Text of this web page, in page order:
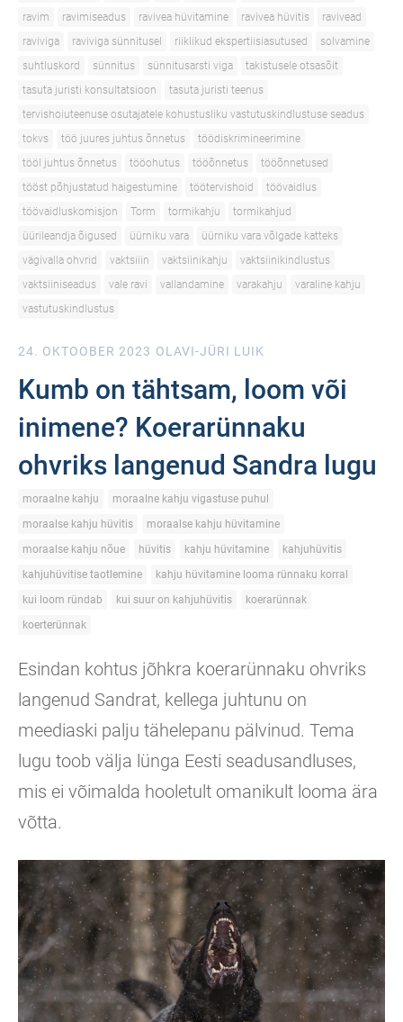
ravim
ravimiseadus ravivea hüvitamine ravivea hüvitis
ravivead
raviviga
raviviga sünnitusel riiklikud ekspertiisiasutused
solvamine
suhtluskord
sünnitus sünnitusarsti viga
takistusele otsasõit
tasuta juristi konsultatsioon
tasuta juristi teenus
tervishoiuteenuse osutajatele kohustusliku vastutuskindlustuse seadus
tokvs
töö juures juhtus õnnetus
töödiskrimineerimine
tööl juhtus õnnetus
tööohutus tööõnnetus
tööõnnetused
tööst põhjustatud haigestumine
töötervishoid
töövaidlus
töövaidluskomisjon
Torm tormikahju
tormikahjud
üürileandja õigused
üürniku vara
üürniku vara võlgade katteks
vägivalla ohvrid
vaktsiiin vaktsiinikahju
vaktsiinikindlustus
vaktsiiniseadus
vale ravi vallandamine varakahju
varaline kahju
vastutuskindlustus
24. OKTOOBER 2023 OLAVI-JÜRI LUIK
Kumb on tähtsam, loom või
inimene? Koerarünnaku
ohvriks langenud Sandra lugu
moraalne kahju
moraalne kahju vigastuse puhul
moraalse kahju hüvitis
moraalse kahju hüvitamine
moraalse kahju nõue
hüvitis kahju hüvitamine
kahjuhüvitis
kahjuhüvitise taotlemine
kahju hüvitamine looma rünnaku korral
kui loom ründab
kui suur on kahjuhüvitis
koerarünnak
koerterünnak
Esindan kohtus jõhkra koerarünnaku ohvriks
langenud Sandrat, kellega juhtunu on
meediaski palju tähelepanu pälvinud. Tema
lugu toob välja lünga Eesti seadusandluses,
mis ei võimalda hooletult omanikult looma ära
võtta.